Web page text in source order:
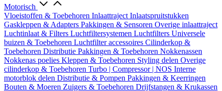
Motorisch
Vloeistoffen & Toebehoren Inlaattraject Inlaatspruitstukken
Gaskleppen & Adapters Pakkingen & Sensoren Overige inlaattraject
Luchtinlaat & Filters Luchtfiltersystemen Luchtfilters Universele
buizen & Toebehoren Luchtfilter accessoires Cilinderkop &
Toebehoren Distributie Pakkingen & Toebehoren Nokkenassen
Nokkenas poelies Kleppen & Toebehoren Styling delen Overige
cilinderkop & Toebehoren Turbo | Compressor | NOS Interne
motorblok delen Distributie & Pompen Pakkingen & Keerringen
Bouten & Moeren Zuigers & Toebehoren Drijfstangen & Krukassen